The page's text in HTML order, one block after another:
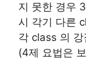
지 못한 경우
시 각기 다른
각 class 의
(4제 요법은